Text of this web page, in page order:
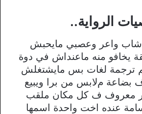
الرواية..
اسامة مواليد 79 شاب واعر وعصبي مايحبش
يخافو منه ماعنداش في دوة
ترجمة لغات بس مايشتغلش
بضاعة مﻻبس من برا ويبيع
معروف ف كل مكان ملقب
عنده اخت واحدة اسمها